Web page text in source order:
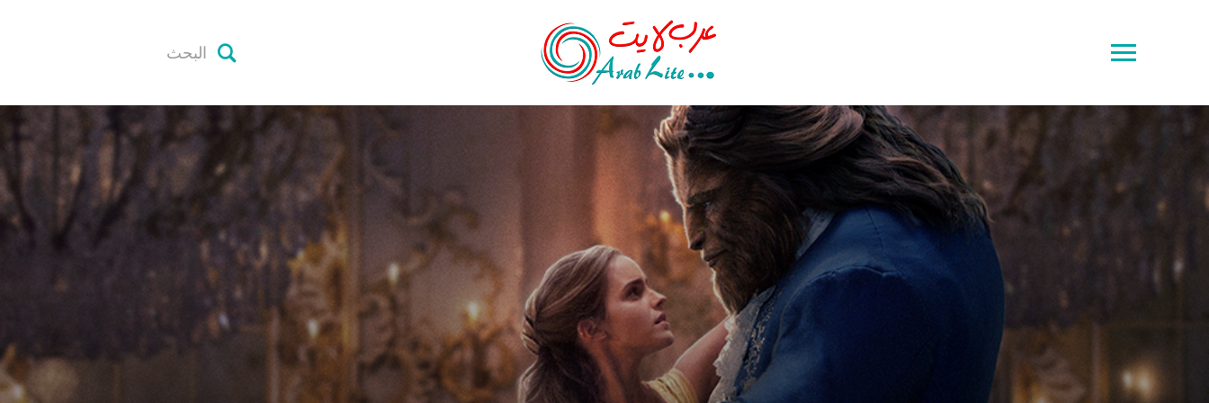
Toggle
&
navigation